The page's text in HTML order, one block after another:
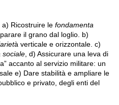
Ricostruire le fondamenta
il grano dal loglio. b)
à verticale e orizzontale. c)
sociale , d) Assicurare una leva di
accanto al servizio militare: un
e) Dare stabilità e ampliare le
pubblico e privato, degli enti del